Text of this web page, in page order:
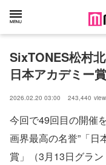
SixTONES松村
日本アカデミー
2026.02.20 03:00 243,440
今回で49回目の開催
画界最高の名誉”「日
賞」（3月13日グラ